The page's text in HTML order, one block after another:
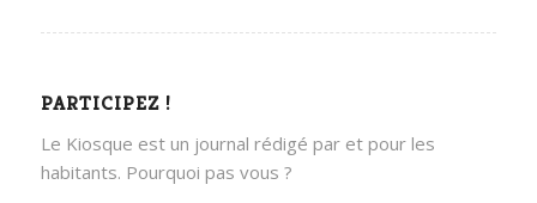
PARTICIPEZ !
Le Kiosque est un journal rédigé par et pour les
habitants. Pourquoi pas vous ?